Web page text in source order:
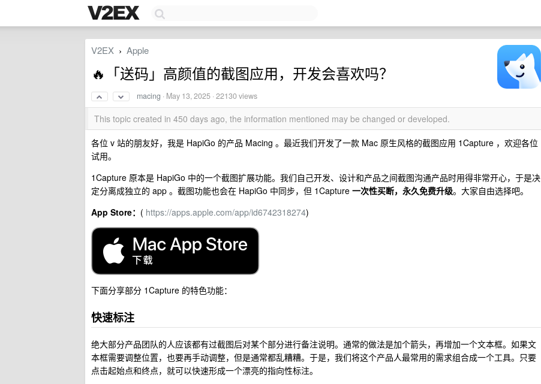
V2EX › Apple
🔥「送码」高颜值的截图应用，开发会喜欢吗？
macing · May 13, 2025 · 22130 views
This topic created in 450 days ago, the information mentioned may be changed or developed.
各位 v 站的朋友好，我是 HapiGo 的产品 Macing 。最近我们开发了一款 Mac 原生风格的截图应用 1Capture ，欢迎各位
试用。
1Capture 原本是 HapiGo 中的一个截图扩展功能。我们自己开发、设计和产品之间截图沟通产品时用得非常开心，于是决
定分离成独立的 app 。截图功能也会在 HapiGo 中同步，但 1Capture 一次性买断，永久免费升级。大家自由选择吧。
App Store： ( https://apps.apple.com/app/id6742318274)
下面分享部分 1Capture 的特色功能：
快速标注
绝大部分产品团队的人应该都有过截图后对某个部分进行备注说明。通常的做法是加个箭头，再增加一个文本框。如果文
本框需要调整位置，也要再手动调整，但是通常都乱糟糟。于是，我们将这个产品人最常用的需求组合成一个工具。只要
点击起始点和终点，就可以快速形成一个漂亮的指向性标注。